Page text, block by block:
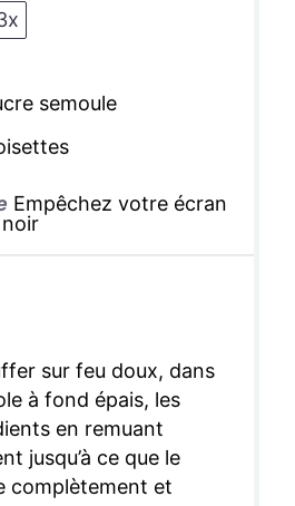
semoule
Empêchez votre écran
sur feu doux, dans
à fond épais, les
en remuant
jusqu’à ce que le
complètement et